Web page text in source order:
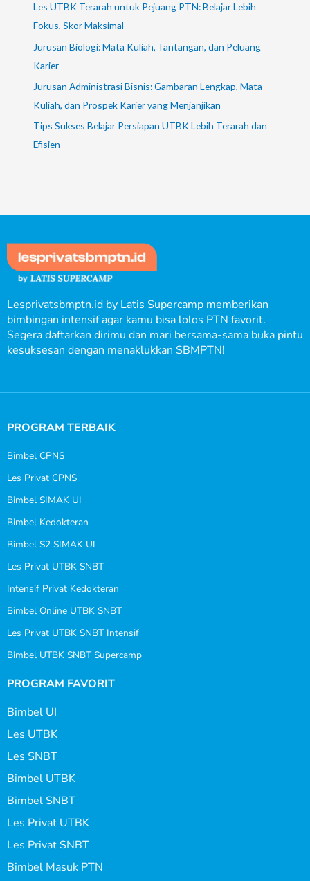
Les UTBK Terarah untuk Pejuang PTN: Belajar Lebih
Fokus, Skor Maksimal
Jurusan Biologi: Mata Kuliah, Tantangan, dan Peluang
Karier
Jurusan Administrasi Bisnis: Gambaran Lengkap, Mata
Kuliah, dan Prospek Karier yang Menjanjikan
Tips Sukses Belajar Persiapan UTBK Lebih Terarah dan
Efisien
Lesprivatsbmptn.id by Latis Supercamp memberikan
bimbingan intensif agar kamu bisa lolos PTN favorit.
Segera daftarkan dirimu dan mari bersama-sama buka pintu
kesuksesan dengan menaklukkan SBMPTN!
PROGRAM TERBAIK
Bimbel CPNS
Les Privat CPNS
Bimbel SIMAK UI
Bimbel Kedokteran
Bimbel S2 SIMAK UI
Les Privat UTBK SNBT
Intensif Privat Kedokteran
Bimbel Online UTBK SNBT
Les Privat UTBK SNBT Intensif
Bimbel UTBK SNBT Supercamp
PROGRAM FAVORIT
Bimbel UI
Les UTBK
Les SNBT
Bimbel UTBK
Bimbel SNBT
Les Privat UTBK
Les Privat SNBT
Bimbel Masuk PTN